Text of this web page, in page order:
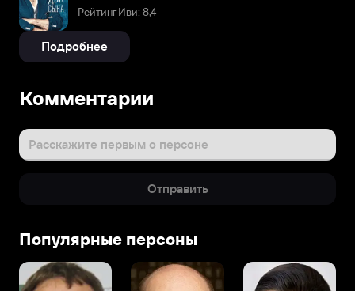
Рейтинг Иви: 8,4
Подробнее
Комментарии
Расскажите первым о персоне
Отправить
Популярные персоны